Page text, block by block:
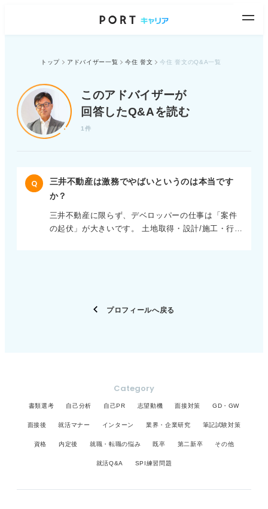
トップ アドバイザー一覧 今住 誉文 今住 誉文のQ&A一覧
このアドバイザーが
回答したQ&Aを読む
1件
Q
三井不動産は激務でやばいというのは本当です
か？
三井不動産に限らず、デベロッパーの仕事は「案件
の起伏」が大きいです。 土地取得・設計/施工・行政
す。 不安は「ブラックかどうか」ではなく具体的な
の実態）を質問してみる ③自分の体力・精神力を前
るはずです。憧れは強みだと思います。 恐怖感は確
認すべき論点に分解して、しっかりの材料を集めま
プロフィールへ戻る
Category
書類選考 自己分析 自己PR 志望動機 面接対策 GD・GW
面接後 就活マナー インターン 業界・企業研究 筆記試験対策
資格 内定後 就職・転職の悩み 既卒 第二新卒 その他
就活Q&A SPI練習問題